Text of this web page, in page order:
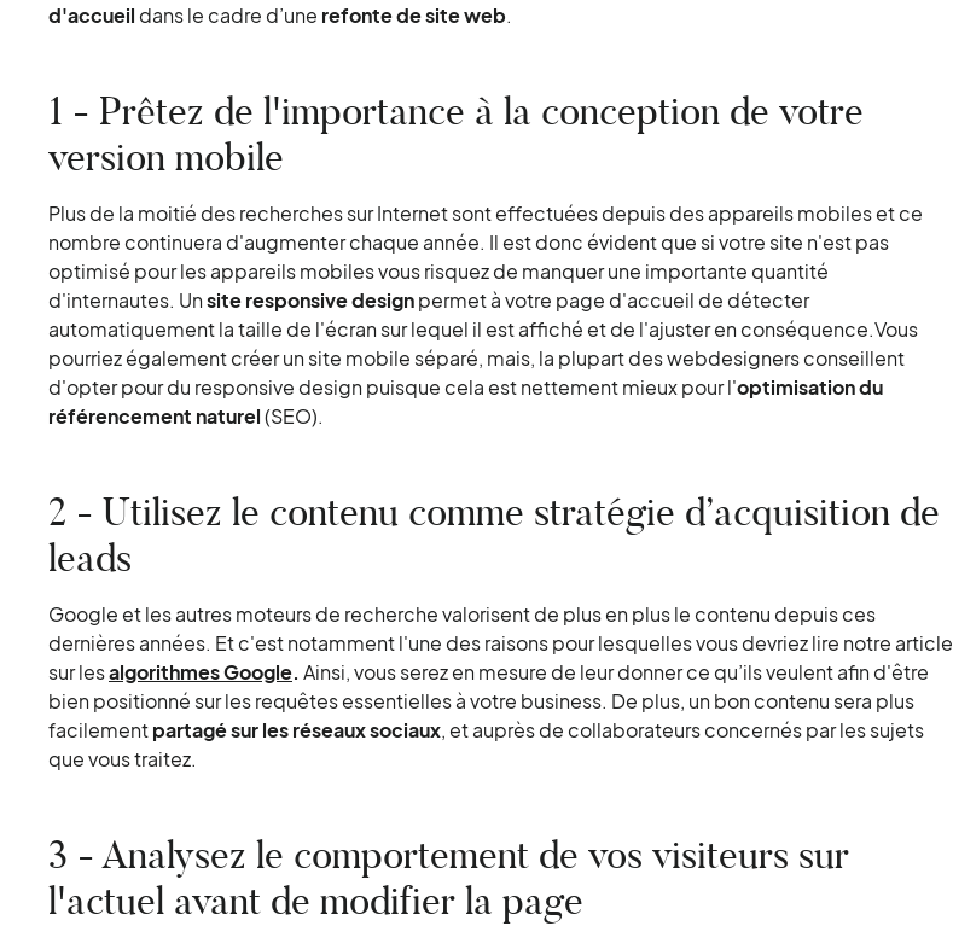
d'accueil dans le cadre d’une refonte de site web.
1 - Prêtez de l'importance à la conception de votre
version mobile
Plus de la moitié des recherches sur Internet sont effectuées depuis des appareils mobiles et ce
nombre continuera d'augmenter chaque année. Il est donc évident que si votre site n'est pas
optimisé pour les appareils mobiles vous risquez de manquer une importante quantité
d'internautes. Unsite responsive designpermet à votre page d'accueil de détecter
automatiquement la taille de l'écran sur lequel il est affiché et de l'ajuster en conséquence.Vous
pourriez également créer un site mobile séparé, mais, la plupart des webdesigners conseillent
d'opter pour du responsive design puisque cela est nettement mieux pour l'optimisation du
référencement naturel(SEO).
2 - Utilisez le contenu comme stratégie d’acquisition de
leads
Google et les autres moteurs de recherche valorisent de plus en plus le contenu depuis ces
dernières années. Et c'est notamment l'une des raisons pour lesquelles vous devriez lire notre article
sur lesalgorithmes Google. Ainsi, vous serez en mesure de leur donner ce qu’ils veulent afin d'être
bien positionné sur les requêtes essentielles à votre business. De plus, un bon contenu sera plus
facilementpartagé sur les réseaux sociaux, et auprès de collaborateurs concernés par les sujets
que vous traitez.
3 - Analysez le comportement de vos visiteurs sur
l'actuel avant de modifier la page